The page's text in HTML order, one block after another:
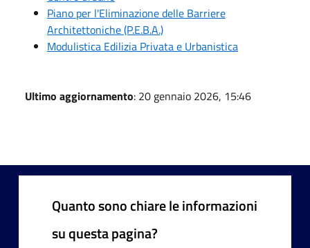
Piano per l'Eliminazione delle Barriere
Architettoniche (P.E.B.A.)
Modulistica Edilizia Privata e Urbanistica
Ultimo aggiornamento: 20 gennaio 2026, 15:46
Quanto sono chiare le informazioni
su questa pagina?